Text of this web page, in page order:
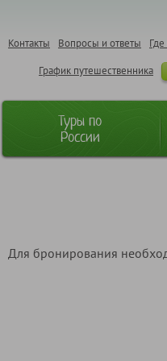
Вопросы и ответы
Контакты
График путешественника
Туры по
России
Для бронирования